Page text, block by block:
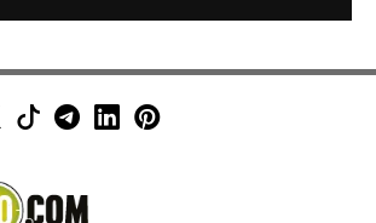
en Facebook
en Instagram
Minuto30 en X (Twitter)
Minuto30 en TikTok
Canal de Minuto30 en
Minuto30 en LinkedIn
Minuto30 en